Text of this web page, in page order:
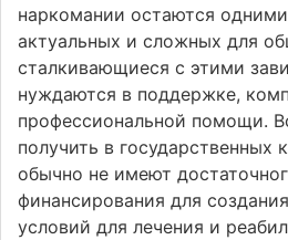
наркомании остаются
актуальных и сложных для
сталкивающиеся с этими
нуждаются в поддержке,
профессиональной помощи.
получить в государственных
обычно не имеют
финансирования для
условий для лечения и